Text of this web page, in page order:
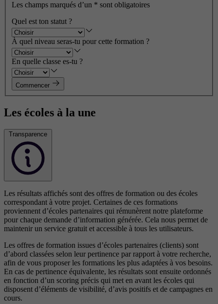
Les champs marqués d’un * sont obligatoires
Quel est ton statut ?
À quel niveau seras-tu pour cette formation ?
En quelle classe es-tu ?
Commencer
Les écoles à la une
Transparence
Les résultats affichés sont des offres de formation ou des écoles
correspondant à votre projet. Certaines de ces formations
proviennent d’écoles partenaires qui rémunèrent notre plateforme
pour chaque demande d’information générée. Cela nous permet de
maintenir un service gratuit et accessible à tous les utilisateurs.
Les offres de formation issues d’écoles partenaires (clients) sont
d’abord classées selon leur pertinence par rapport à votre recherche,
afin de vous proposer les formations les plus adaptées à vos besoins.
En cas de pertinence équivalente, les résultats sont ensuite ordonnés
en fonction d’un scoring précis qui met en avant les écoles qui
disposent d’éléments de visibilité, d’avis positifs et de campagnes en
cours.